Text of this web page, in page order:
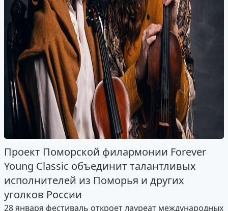
Проект Поморской филармонии Forever
Young Classic объединит талантливых
исполнителей из Поморья и других
уголков России
28 января фестиваль откроет лауреат международных